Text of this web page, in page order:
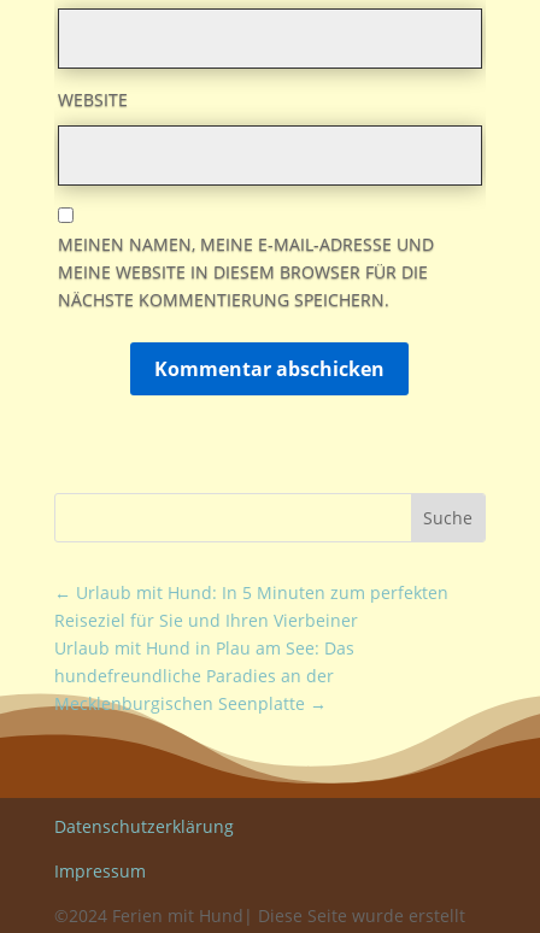
WEBSITE
MEINEN NAMEN, MEINE E-MAIL-ADRESSE UND
MEINE WEBSITE IN DIESEM BROWSER FÜR DIE
NÄCHSTE KOMMENTIERUNG SPEICHERN.
Kommentar abschicken
← Urlaub mit Hund: In 5 Minuten zum perfekten
Reiseziel für Sie und Ihren Vierbeiner
Urlaub mit Hund in Plau am See: Das
hundefreundliche Paradies an der
Mecklenburgischen Seenplatte →
Datenschutzerklärung
Impressum
©2024 Ferien mit Hund| Diese Seite wurde erstellt